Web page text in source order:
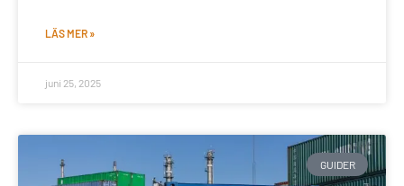
LÄS MER »
juni 25, 2025
GUIDER